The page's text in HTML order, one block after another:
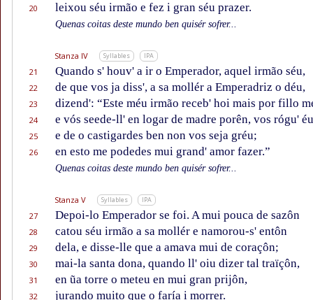
20 leixou séu irmão e fez i gran séu prazer.
Quenas coitas deste mundo ben quisér sofrer...
Stanza IV Syllables IPA
21 Quando s' houv' a ir o Emperador, aquel irmão séu,
22 de que vos ja diss', a sa mollér a Emperadriz o déu,
23 dizend': “Este méu irmão receb' hoi mais por fillo
24 e vós seede-ll' en logar de madre porên, vos rógu'
25 e de o castigardes ben non vos seja gréu;
26 en esto me podedes mui grand' amor fazer.”
Quenas coitas deste mundo ben quisér sofrer...
Stanza V Syllables IPA
27 Depoi-lo Emperador se foi. A mui pouca de sazôn
28 catou séu irmão a sa mollér e namorou-s' entôn
29 dela, e disse-lle que a amava mui de coraçôn;
30 mai-la santa dona, quando ll' oiu dizer tal traïçôn,
31 en ũa torre o meteu en mui gran prijôn,
32 jurando muito que o faría i morrer.